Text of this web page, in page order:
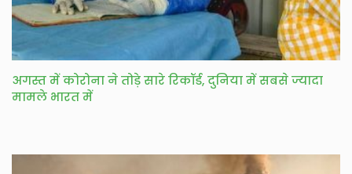
अगस्त में कोरोना ने तोड़े सारे रिकॉर्ड, दुनिया में सबसे ज्यादा
मामले भारत में